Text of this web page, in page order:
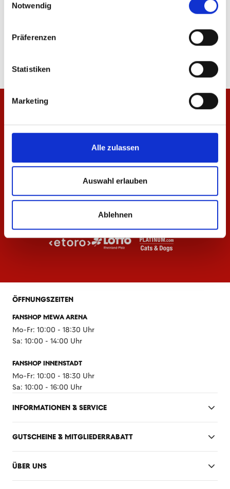
Notwendig
Präferenzen
Statistiken
Marketing
Alle zulassen
Auswahl erlauben
Ablehnen
64,95 €
ÖFFNUNGSZEITEN
FANSHOP MEWA ARENA
Mo-Fr: 10:00 - 18:30 Uhr
Sa: 10:00 - 14:00 Uhr
FANSHOP INNENSTADT
Mo-Fr: 10:00 - 18:30 Uhr
Sa: 10:00 - 16:00 Uhr
INFORMATIONEN & SERVICE
GUTSCHEINE & MITGLIEDERRABATT
ÜBER UNS